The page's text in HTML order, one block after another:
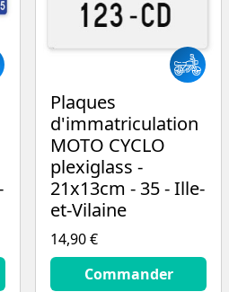
Plaques
d'immatriculation
MOTO CYCLO
plexiglass -
21x13cm - 35 - Ille-
et-Vilaine
14,90 €
14.9
€Commander